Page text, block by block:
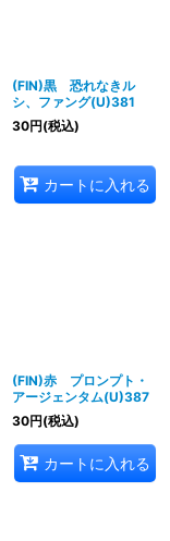
(FIN)黒 恐れなきル
シ、ファング(U)381
30円(税込)
カートに入れる
(FIN)赤 プロンプト・
アージェンタム(U)387
30円(税込)
カートに入れる